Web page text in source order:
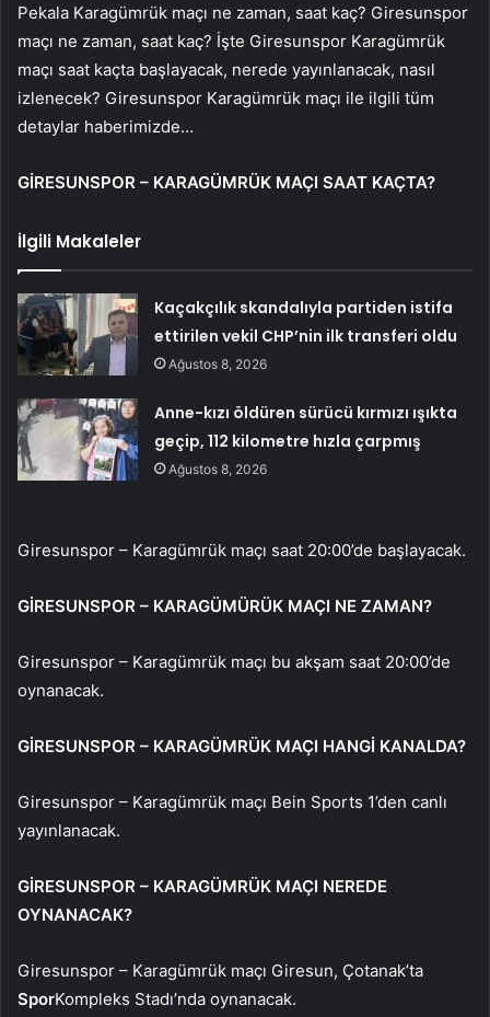
Pekala Karagümrük maçı ne zaman, saat kaç? Giresunspor
maçı ne zaman, saat kaç? İşte Giresunspor Karagümrük
maçı saat kaçta başlayacak, nerede yayınlanacak, nasıl
izlenecek? Giresunspor Karagümrük maçı ile ilgili tüm
detaylar haberimizde…
GİRESUNSPOR – KARAGÜMRÜK MAÇI SAAT KAÇTA?
İlgili Makaleler
Kaçakçılık skandalıyla partiden istifa
ettirilen vekil CHP’nin ilk transferi oldu
Ağustos 8, 2026
Anne-kızı öldüren sürücü kırmızı ışıkta
geçip, 112 kilometre hızla çarpmış
Ağustos 8, 2026
Giresunspor – Karagümrük maçı saat 20:00’de başlayacak.
GİRESUNSPOR – KARAGÜMÜRÜK MAÇI NE ZAMAN?
Giresunspor – Karagümrük maçı bu akşam saat 20:00’de
oynanacak.
GİRESUNSPOR – KARAGÜMRÜK MAÇI HANGİ KANALDA?
Giresunspor – Karagümrük maçı Bein Sports 1’den canlı
yayınlanacak.
GİRESUNSPOR – KARAGÜMRÜK MAÇI NEREDE
OYNANACAK?
Giresunspor – Karagümrük maçı Giresun, Çotanak’ta
SporKompleks Stadı’nda oynanacak.